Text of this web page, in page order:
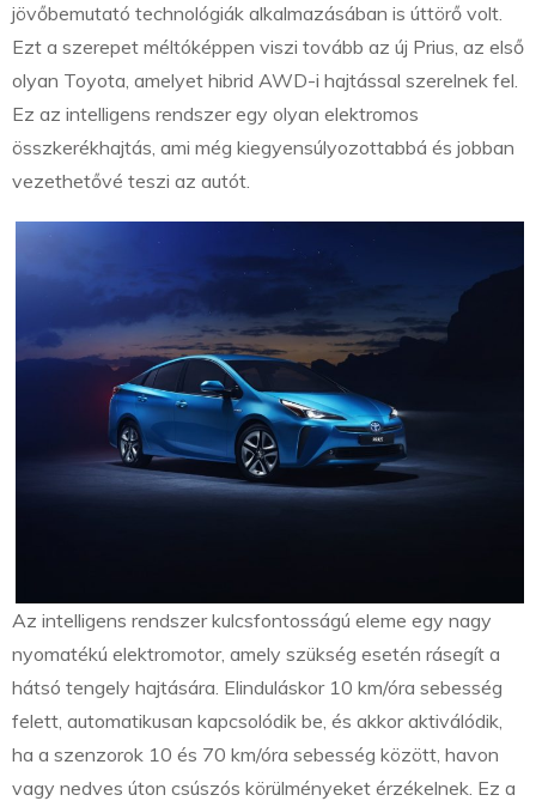
jövőbemutató technológiák alkalmazásában is úttörő volt.
Ezt a szerepet méltóképpen viszi tovább az új Prius, az első
olyan Toyota, amelyet hibrid AWD-i hajtással szerelnek fel.
Ez az intelligens rendszer egy olyan elektromos
összkerékhajtás, ami még kiegyensúlyozottabbá és jobban
vezethetővé teszi az autót.
Az intelligens rendszer kulcsfontosságú eleme egy nagy
nyomatékú elektromotor, amely szükség esetén rásegít a
hátsó tengely hajtására. Elinduláskor 10 km/óra sebesség
felett, automatikusan kapcsolódik be, és akkor aktiválódik,
ha a szenzorok 10 és 70 km/óra sebesség között, havon
vagy nedves úton csúszós körülményeket érzékelnek. Ez a